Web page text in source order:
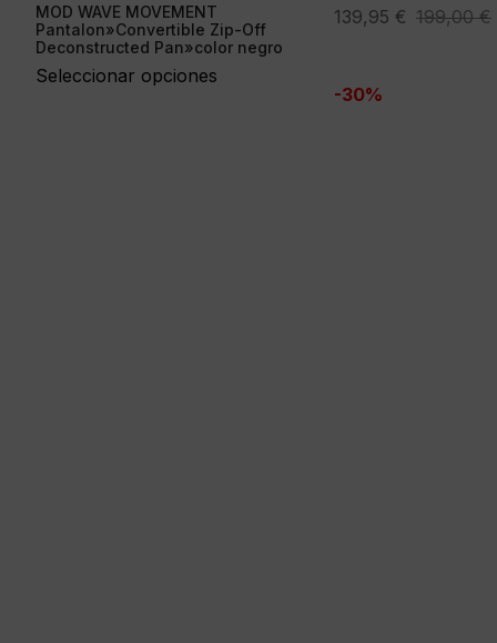
MOD WAVE MOVEMENT
Pantalon»Convertible Zip-Off
Deconstructed Pan»color negro
Seleccionar opciones
199,00€
El
era:
139,95 €
El
es:
-30%